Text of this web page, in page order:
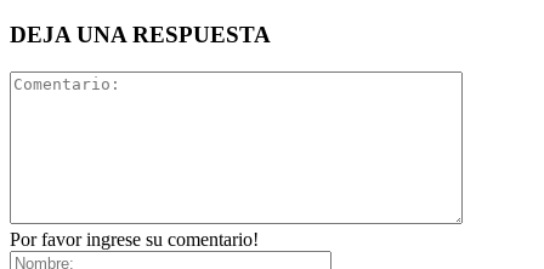
DEJA UNA RESPUESTA
Por favor ingrese su comentario!